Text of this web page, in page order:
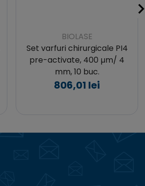
BIOLASE
Set varfuri chirurgicale PI4
pre-activate, 400 µm/ 4
mm, 10 buc.
806,01 lei